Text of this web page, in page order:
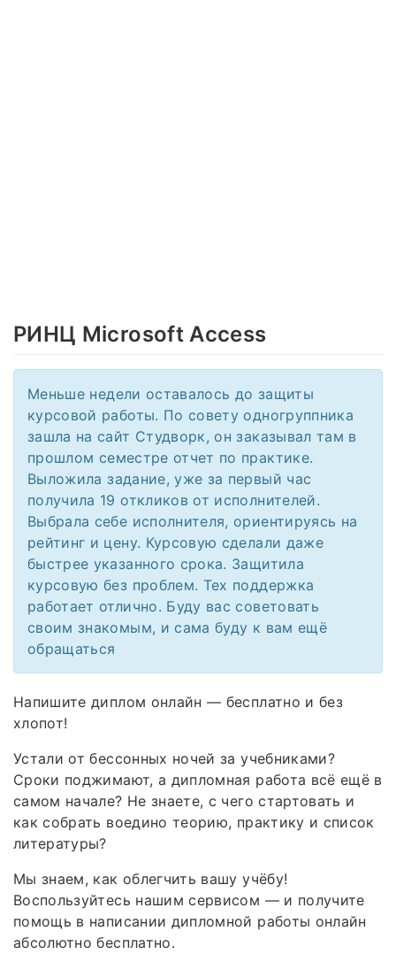
РИНЦ Microsoft Access
Меньше недели оставалось до защиты
курсовой работы. По совету одногруппника
зашла на сайт Студворк, он заказывал там в
прошлом семестре отчет по практике.
Выложила задание, уже за первый час
получила 19 откликов от исполнителей.
Выбрала себе исполнителя, ориентируясь на
рейтинг и цену. Курсовую сделали даже
быстрее указанного срока. Защитила
курсовую без проблем. Тех поддержка
работает отлично. Буду вас советовать
своим знакомым, и сама буду к вам ещё
обращаться
Напишите диплом онлайн — бесплатно и без
хлопот!
Устали от бессонных ночей за учебниками?
Сроки поджимают, а дипломная работа всё ещё в
самом начале? Не знаете, с чего стартовать и
как собрать воедино теорию, практику и список
литературы?
Мы знаем, как облегчить вашу учёбу!
Воспользуйтесь нашим сервисом — и получите
помощь в написании дипломной работы онлайн
абсолютно бесплатно.